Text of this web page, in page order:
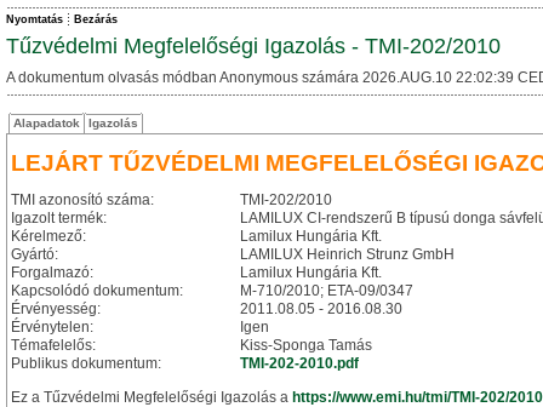
Nyomtatás Bezárás
Tűzvédelmi Megfelelőségi Igazolás - TMI-202/2010
A dokumentum olvasás módban Anonymous számára 2026.AUG.10 22:02:39
Alapadatok Igazolás
LEJÁRT TŰZVÉDELMI MEGFELELŐSÉGI
TMI azonosító száma:
TMI-202/2010
Igazolt termék:
LAMILUX CI-rendszerű B típusú donga
Kérelmező:
Lamilux Hungária Kft.
Gyártó:
LAMILUX Heinrich Strunz GmbH
Forgalmazó:
Lamilux Hungária Kft.
Kapcsolódó dokumentum:
M-710/2010; ETA-09/0347
Érvényesség:
2011.08.05 - 2016.08.30
Érvénytelen:
Igen
Témafelelős:
Kiss-Sponga Tamás
Publikus dokumentum:
TMI-202-2010.pdf
Ez a Tűzvédelmi Megfelelőségi Igazolás a https://www.emi.hu/tmi/TMI-202/2010